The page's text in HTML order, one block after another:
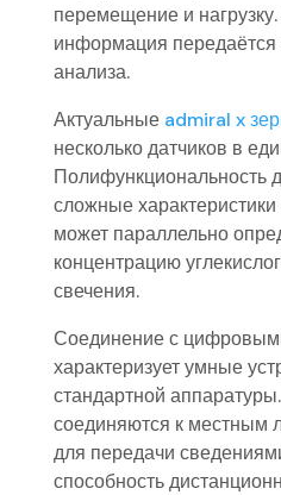
перемещение и
информация передаётся
анализа.
Актуальные admiral x
несколько датчиков в
Полифункциональность
сложные
может параллельно
концентрацию
свечения.
Соединение с
характеризует умные
стандартной
соединяются к местным
для передачи
способность